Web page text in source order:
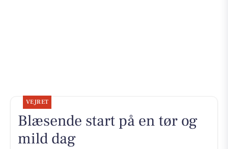
VEJRET
Blæsende start på en tør og
mild dag